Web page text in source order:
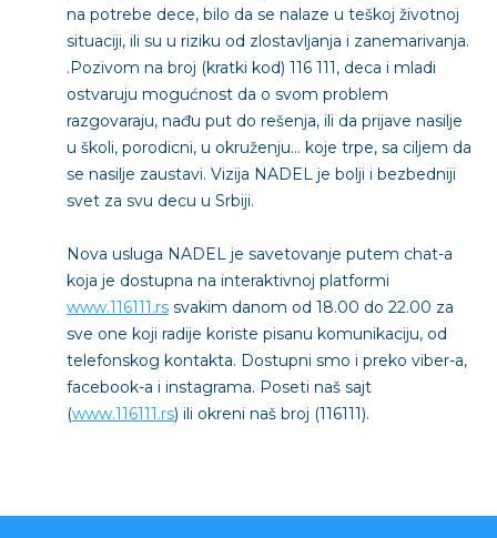
na potrebe dece, bilo da se nalaze u teškoj životnoj
situaciji, ili su u riziku od zlostavljanja i zanemarivanja.
.Pozivom na broj (kratki kod) 116 111, deca i mladi
ostvaruju mogućnost da o svom problem
razgovaraju, nađu put do rešenja, ili da prijave nasilje
u školi, porodicni, u okruženju… koje trpe, sa ciljem da
se nasilje zaustavi. Vizija NADEL je bolji i bezbedniji
svet za svu decu u Srbiji.
Nova usluga NADEL je savetovanje putem chat-a
koja je dostupna na interaktivnoj platformi
www.116111.rs svakim danom od 18.00 do 22.00 za
sve one koji radije koriste pisanu komunikaciju, od
telefonskog kontakta. Dostupni smo i preko viber-a,
facebook-a i instagrama. Poseti naš sajt
(www.116111.rs) ili okreni naš broj (116111).